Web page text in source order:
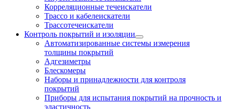
Корреляционные течеискатели
Трассо и кабелеискатели
Трассотечеискатели
Контроль покрытий и изоляции
Автоматизированные системы измерения
толщины покрытий
Адгезиметры
Блескомеры
Наборы и принадлежности для контроля
покрытий
Приборы для испытания покрытий на прочность и
эластичность